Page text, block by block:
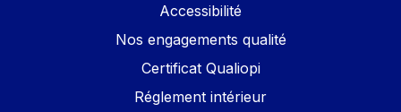
Accessibilité
Nos engagements qualité
Certificat Qualiopi
Réglement intérieur